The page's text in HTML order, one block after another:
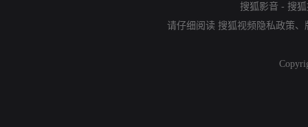
搜狐影音 - 搜
请仔细阅读 搜狐视频隐私政策、